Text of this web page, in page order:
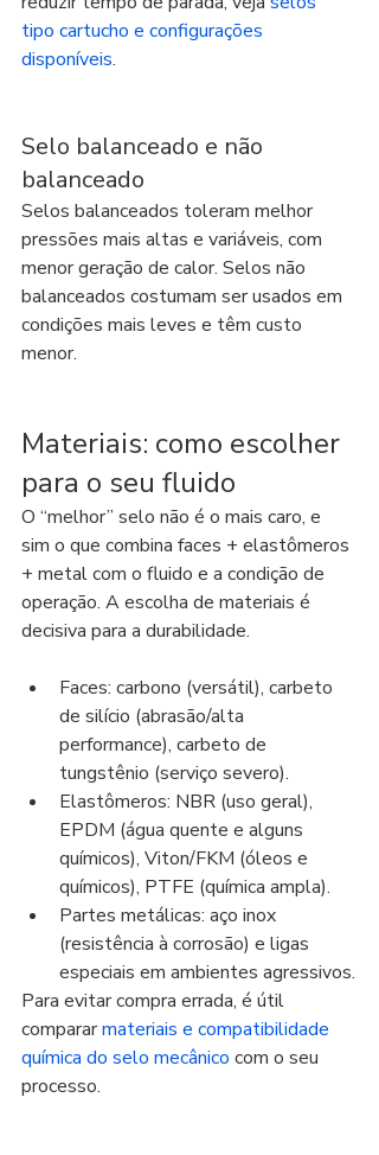
tipo cartucho e configurações
disponíveis.
Selo balanceado e não
balanceado
Selos balanceados toleram melhor
pressões mais altas e variáveis, com
menor geração de calor. Selos não
balanceados costumam ser usados em
condições mais leves e têm custo
menor.
Materiais: como escolher
para o seu fluido
O “melhor” selo não é o mais caro, e
sim o que combina faces + elastômeros
+ metal com o fluido e a condição de
operação. A escolha de materiais é
decisiva para a durabilidade.
Faces: carbono (versátil), carbeto
de silício (abrasão/alta
performance), carbeto de
tungstênio (serviço severo).
Elastômeros: NBR (uso geral),
EPDM (água quente e alguns
químicos), Viton/FKM (óleos e
químicos), PTFE (química ampla).
Partes metálicas: aço inox
(resistência à corrosão) e ligas
especiais em ambientes agressivos.
Para evitar compra errada, é útil
comparar materiais e compatibilidade
química do selo mecânico com o seu
processo.